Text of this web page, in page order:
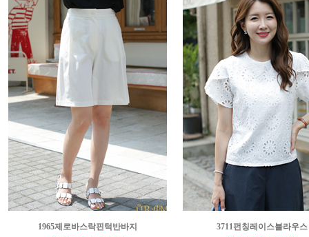
1965제로바스락핀턱반바지
3711펀칭레이스블라우스